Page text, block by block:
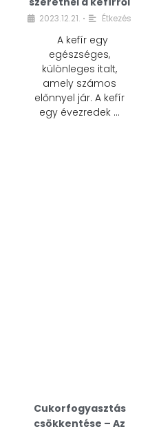
2023.12.21. • Étkezés
A kefír egy
egészséges,
különleges italt,
amely számos
előnnyel jár. A kefír
egy évezredek …
Cukorfogyasztás
csökkentése – Az